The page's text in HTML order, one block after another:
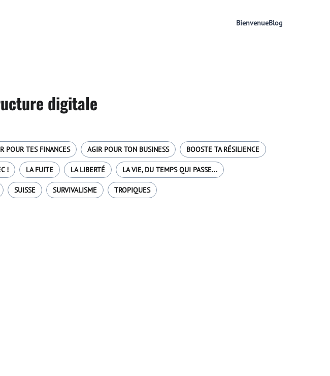
BienvenueBlog
digitale
POUR TES FINANCES AGIR POUR TON BUSINESS BOOSTE TA RÉSILIENCE
! LA FUITE LA LIBERTÉ LA VIE, DU TEMPS QUI PASSE...
SUISSE SURVIVALISME TROPIQUES